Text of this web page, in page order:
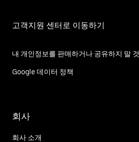
고객지원 센터로 이동하기
내 개인정보를 판매하거나 공유하지 말 것
Google 데이터 정책
회사
회사 소개